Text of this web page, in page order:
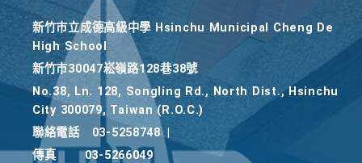
新竹巿立成德高級中學 Hsinchu Municipal Cheng De
High School
新竹巿30047崧嶺路128巷38號
No.38, Ln. 128, Songling Rd., North Dist., Hsinchu
City 300079, Taiwan (R.O.C.)
聯絡電話
03-5258748
傳真
03-5266049